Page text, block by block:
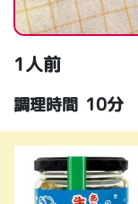
1人前
調理時間 10分